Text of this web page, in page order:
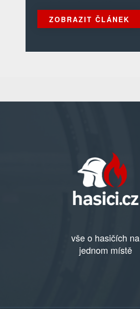
ZOBRAZIT ČLÁNEK
vše o hasičích na
jednom místě